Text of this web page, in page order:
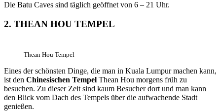
Die Batu Caves sind täglich geöffnet von 6 – 21 Uhr.
2. THEAN HOU TEMPEL
Thean Hou Tempel
Eines der schönsten Dinge, die man in Kuala Lumpur machen kann,
ist den Chinesischen Tempel Thean Hou morgens früh zu
besuchen. Zu dieser Zeit sind kaum Besucher dort und man kann
den Blick vom Dach des Tempels über die aufwachende Stadt
genießen.